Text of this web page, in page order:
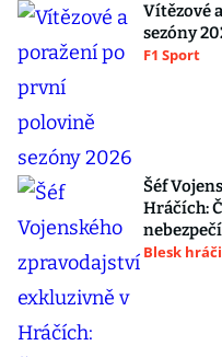
Vítězové
sezóny
F1 Sport
Šéf
Hráčích:
Blesk hráči